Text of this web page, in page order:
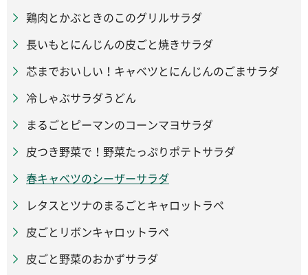
鶏肉とかぶときのこのグリルサラダ
長いもとにんじんの皮ごと焼きサラダ
芯までおいしい！キャベツとにんじんのごまサラダ
冷しゃぶサラダうどん
まるごとピーマンのコーンマヨサラダ
皮つき野菜で！野菜たっぷりポテトサラダ
春キャベツのシーザーサラダ
レタスとツナのまるごとキャロットラペ
皮ごとリボンキャロットラペ
皮ごと野菜のおかずサラダ